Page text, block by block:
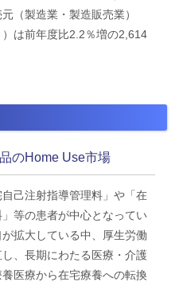
（製造業・製造販売業）​
は前年度比2.2％増の2,614
のHome Use市場
己注射指導管理料」や「在
等の患者が中心となってい
拡大している中、厚生労働
、長期にわたる医療・介護
医療から在宅療養への転換